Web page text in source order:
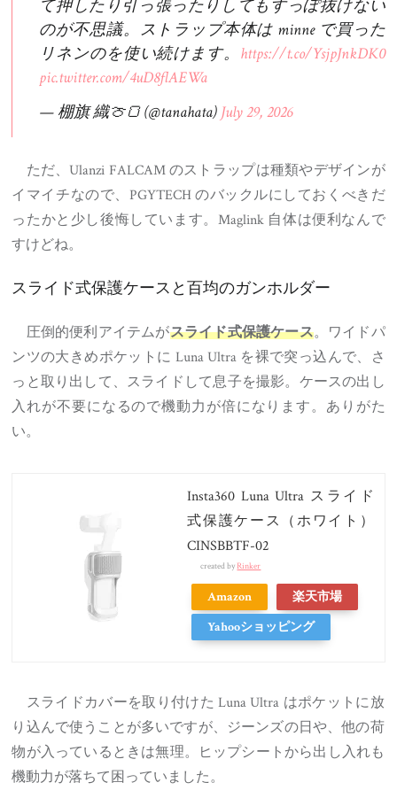
て押したり引っ張ったりしてもすっぽ抜けない
のが不思議。ストラップ本体は minne で買った
リネンのを使い続けます。 https://t.co/YsjpJnkDK0
pic.twitter.com/4uD8flAEWa
— 棚旗 織🍈🍞 (@tanahata) July 29, 2026
ただ、Ulanzi FALCAM のストラップは種類やデザインが
イマイチなので、PGYTECH のバックルにしておくべきだ
ったかと少し後悔しています。Maglink 自体は便利なんで
すけどね。
スライド式保護ケースと百均のガンホルダー
圧倒的便利アイテムがスライド式保護ケース。ワイドパ
ンツの大きめポケットに Luna Ultra を裸で突っ込んで、さ
っと取り出して、スライドして息子を撮影。ケースの出し
入れが不要になるので機動力が倍になります。ありがた
い。
Insta360 Luna Ultra スライド
式保護ケース（ホワイト）
CINSBBTF-02
created byRinker
Amazon
楽天市場
Yahooショッピング
スライドカバーを取り付けた Luna Ultra はポケットに放
り込んで使うことが多いですが、ジーンズの日や、他の荷
物が入っているときは無理。ヒップシートから出し入れも
機動力が落ちて困っていました。